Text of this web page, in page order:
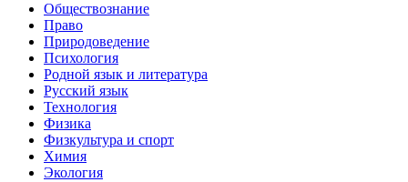
Обществознание
Право
Природоведение
Психология
Родной язык и литература
Русский язык
Технология
Физика
Физкультура и спорт
Химия
Экология